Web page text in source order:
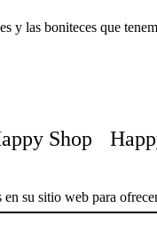
y las boniteces que
Shop Happy
su sitio web para